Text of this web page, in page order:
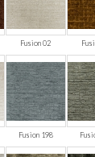
Fusion 02
Fusion 198